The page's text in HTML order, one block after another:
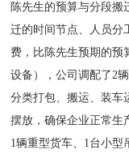
陈先生的预算与分段搬
迁的时间节点、人员分
费，比陈先生预期的预
设备），公司调配了2
分类打包、搬运、装车
摆放，确保企业正常生
1辆重型货车、1台小型